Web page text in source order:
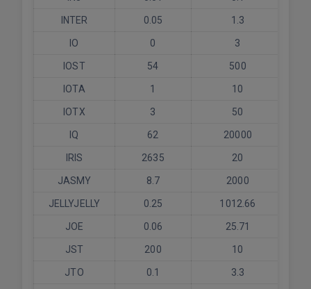
INTER 0.05 1.3
IO 0 3
IOST 54 500
IOTA 1 10
IOTX 3 50
IQ 62 20000
IRIS 2635 20
JASMY 8.7 2000
JELLYJELLY 0.25 1012.66
JOE 0.06 25.71
JST 200 10
JTO 0.1 3.3